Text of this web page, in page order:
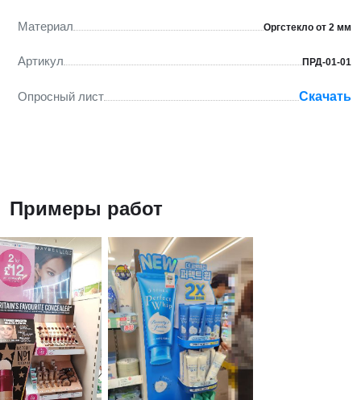
Материал Оргстекло от 2 мм
Артикул ПРД-01-01
Опросный лист Скачать
Примеры работ